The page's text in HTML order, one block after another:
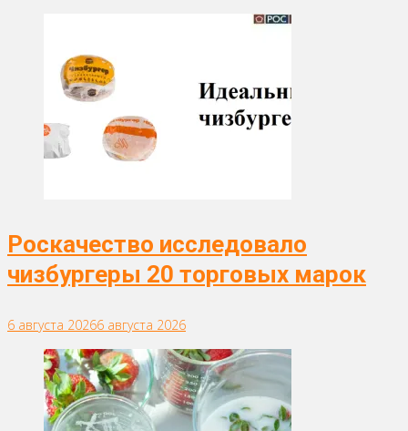
Роскачество исследовало
чизбургеры 20 торговых марок
6 августа 20266 августа 2026